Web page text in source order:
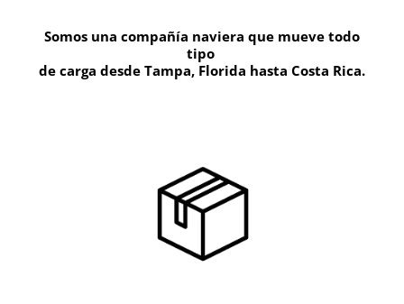
Somos una compañía naviera que mueve todo
tipo
de carga desde Tampa, Florida hasta Costa Rica.